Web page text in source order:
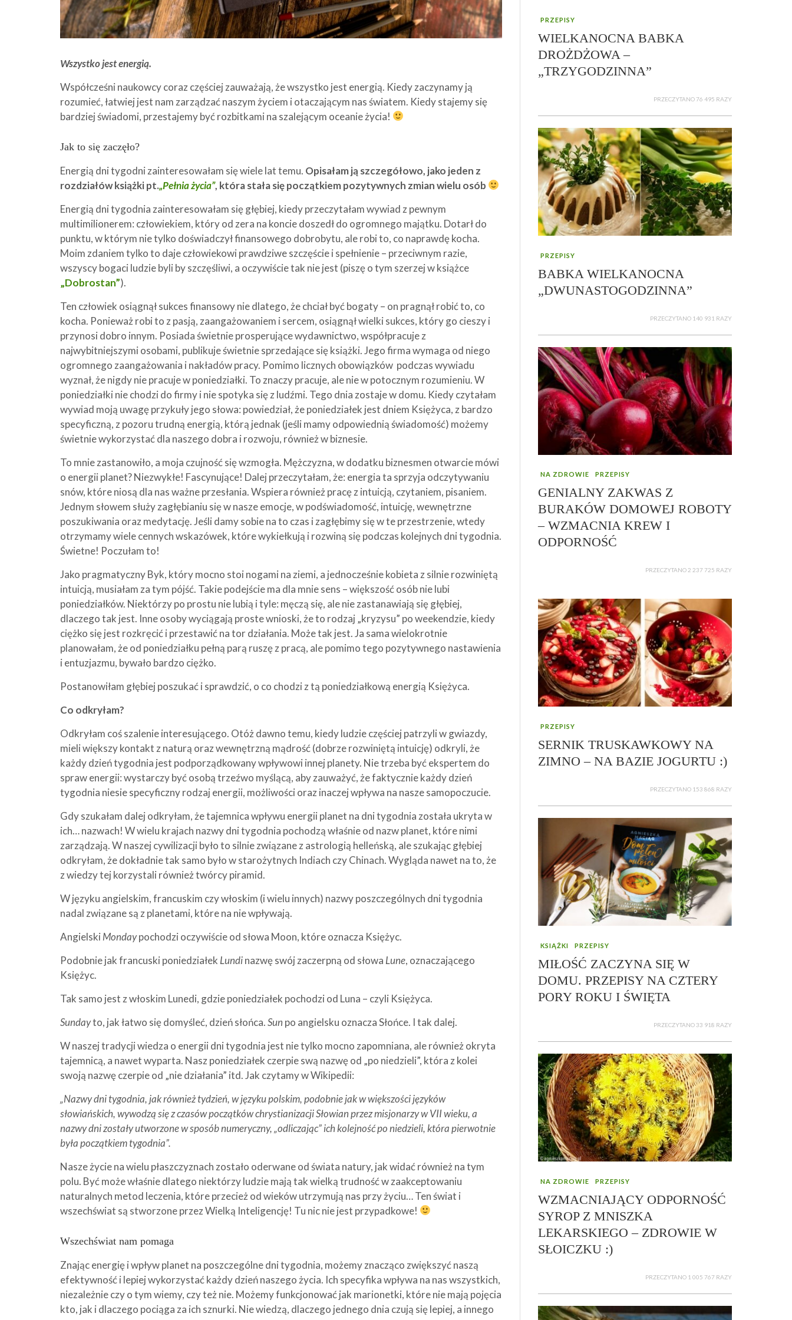
Wszystko jest energią.
Współcześni naukowcy coraz częściej zauważają, że wszystko jest energią. Kiedy zaczynamy ją
rozumieć, łatwiej jest nam zarządzać naszym życiem i otaczającym nas światem. Kiedy stajemy się
bardziej świadomi, przestajemy być rozbitkami na szalejącym oceanie życia!
Jak to się zaczęło?
Energią dni tygodni zainteresowałam się wiele lat temu. Opisałam ją szczegółowo, jako jeden z
rozdziałów książki pt.„Pełnia życia”, która stała się początkiem pozytywnych zmian wielu osób
Energią dni tygodnia zainteresowałam się głębiej, kiedy przeczytałam wywiad z pewnym
multimilionerem: człowiekiem, który od zera na koncie doszedł do ogromnego majątku. Dotarł do
punktu, w którym nie tylko doświadczył finansowego dobrobytu, ale robi to, co naprawdę kocha.
Moim zdaniem tylko to daje człowiekowi prawdziwe szczęście i spełnienie – przeciwnym razie,
wszyscy bogaci ludzie byli by szczęśliwi, a oczywiście tak nie jest (piszę o tym szerzej w książce
„Dobrostan”).
Ten człowiek osiągnął sukces finansowy nie dlatego, że chciał być bogaty – on pragnął robić to, co
kocha. Ponieważ robi to z pasją, zaangażowaniem i sercem, osiągnął wielki sukces, który go cieszy i
przynosi dobro innym. Posiada świetnie prosperujące wydawnictwo, współpracuje z
najwybitniejszymi osobami, publikuje świetnie sprzedające się książki. Jego firma wymaga od niego
ogromnego zaangażowania i nakładów pracy. Pomimo licznych obowiązków podczas wywiadu
wyznał, że nigdy nie pracuje w poniedziałki. To znaczy pracuje, ale nie w potocznym rozumieniu. W
poniedziałki nie chodzi do firmy i nie spotyka się z ludźmi. Tego dnia zostaje w domu. Kiedy czytałam
wywiad moją uwagę przykuły jego słowa: powiedział, że poniedziałek jest dniem Księżyca, z bardzo
specyficzną, z pozoru trudną energią, którą jednak (jeśli mamy odpowiednią świadomość) możemy
świetnie wykorzystać dla naszego dobra i rozwoju, również w biznesie.
To mnie zastanowiło, a moja czujność się wzmogła. Mężczyzna, w dodatku biznesmen otwarcie mówi
o energii planet? Niezwykłe! Fascynujące! Dalej przeczytałam, że: energia ta sprzyja odczytywaniu
snów, które niosą dla nas ważne przesłania. Wspiera również pracę z intuicją, czytaniem, pisaniem.
Jednym słowem służy zagłębianiu się w nasze emocje, w podświadomość, intuicję, wewnętrzne
poszukiwania oraz medytację. Jeśli damy sobie na to czas i zagłębimy się w te przestrzenie, wtedy
otrzymamy wiele cennych wskazówek, które wykiełkują i rozwiną się podczas kolejnych dni tygodnia.
Świetne! Poczułam to!
Jako pragmatyczny Byk, który mocno stoi nogami na ziemi, a jednocześnie kobieta z silnie rozwiniętą
intuicją, musiałam za tym pójść. Takie podejście ma dla mnie sens – większość osób nie lubi
poniedziałków. Niektórzy po prostu nie lubią i tyle: męczą się, ale nie zastanawiają się głębiej,
dlaczego tak jest. Inne osoby wyciągają proste wnioski, że to rodzaj „kryzysu” po weekendzie, kiedy
ciężko się jest rozkręcić i przestawić na tor działania. Może tak jest. Ja sama wielokrotnie
planowałam, że od poniedziałku pełną parą ruszę z pracą, ale pomimo tego pozytywnego nastawienia
i entuzjazmu, bywało bardzo ciężko.
Postanowiłam głębiej poszukać i sprawdzić, o co chodzi z tą poniedziałkową energią Księżyca.
Co odkryłam?
Odkryłam coś szalenie interesującego. Otóż dawno temu, kiedy ludzie częściej patrzyli w gwiazdy,
mieli większy kontakt z naturą oraz wewnętrzną mądrość (dobrze rozwiniętą intuicję) odkryli, że
każdy dzień tygodnia jest podporządkowany wpływowi innej planety. Nie trzeba być ekspertem do
spraw energii: wystarczy być osobą trzeźwo myślącą, aby zauważyć, że faktycznie każdy dzień
tygodnia niesie specyficzny rodzaj energii, możliwości oraz inaczej wpływa na nasze samopoczucie.
Gdy szukałam dalej odkryłam, że tajemnica wpływu energii planet na dni tygodnia została ukryta w
ich… nazwach! W wielu krajach nazwy dni tygodnia pochodzą właśnie od nazw planet, które nimi
zarządzają. W naszej cywilizacji było to silnie związane z astrologią helleńską, ale szukając głębiej
odkryłam, że dokładnie tak samo było w starożytnych Indiach czy Chinach. Wygląda nawet na to, że
z wiedzy tej korzystali również twórcy piramid.
W języku angielskim, francuskim czy włoskim (i wielu innych) nazwy poszczególnych dni tygodnia
nadal związane są z planetami, które na nie wpływają.
Angielski Mondaypochodzi oczywiście od słowa Moon, które oznacza Księżyc.
Podobnie jak francuski poniedziałek Lundinazwę swój zaczerpną od słowa Lune, oznaczającego
Księżyc.
Tak samo jest z włoskim Lunedi, gdzie poniedziałek pochodzi od Luna – czyli Księżyca.
Sundayto, jak łatwo się domyśleć, dzień słońca.Sun po angielsku oznacza Słońce. I tak dalej.
W naszej tradycji wiedza o energii dni tygodnia jest nie tylko mocno zapomniana, ale również okryta
tajemnicą, a nawet wyparta. Nasz poniedziałek czerpie swą nazwę od „po niedzieli”, która z kolei
swoją nazwę czerpie od „nie działania” itd. Jak czytamy w Wikipedii:
„Nazwy dni tygodnia, jak również tydzień, w języku polskim, podobnie jak w większości języków
słowiańskich, wywodzą się z czasów początków chrystianizacji Słowian przez misjonarzy w VII wieku, a
nazwy dni zostały utworzone w sposób numeryczny, „odliczając” ich kolejność po niedzieli, która pierwotnie
była początkiem tygodnia”.
Nasze życie na wielu płaszczyznach zostało oderwane od świata natury, jak widać również na tym
polu. Być może właśnie dlatego niektórzy ludzie mają tak wielką trudność w zaakceptowaniu
naturalnych metod leczenia, które przecież od wieków utrzymują nas przy życiu… Ten świat i
wszechświat są stworzone przez Wielką Inteligencję! Tu nic nie jest przypadkowe!
Wszechświat nam pomaga
Znając energię i wpływ planet na poszczególne dni tygodnia, możemy znacząco zwiększyć naszą
efektywność i lepiej wykorzystać każdy dzień naszego życia. Ich specyfika wpływa na nas wszystkich,
niezależnie czy o tym wiemy, czy też nie. Możemy funkcjonować jak marionetki, które nie mają pojęcia
kto, jak i dlaczego pociąga za ich sznurki. Nie wiedzą, dlaczego jednego dnia czują się lepiej, a innego
PRZEPISY
WIELKANOCNA BABKA
DROŻDŻOWA –
„TRZYGODZINNA”
PRZECZYTANO 76 495 RAZY
PRZEPISY
BABKA WIELKANOCNA
„DWUNASTOGODZINNA”
PRZECZYTANO 140 931 RAZY
NA ZDROWIE PRZEPISY
GENIALNY ZAKWAS Z
BURAKÓW DOMOWEJ ROBOTY
– WZMACNIA KREW I
ODPORNOŚĆ
PRZECZYTANO 2 237 725 RAZY
PRZEPISY
SERNIK TRUSKAWKOWY NA
ZIMNO – NA BAZIE JOGURTU :)
PRZECZYTANO 153 868 RAZY
KSIĄŻKI PRZEPISY
MIŁOŚĆ ZACZYNA SIĘ W
DOMU. PRZEPISY NA CZTERY
PORY ROKU I ŚWIĘTA
PRZECZYTANO 33 918 RAZY
NA ZDROWIE PRZEPISY
WZMACNIAJĄCY ODPORNOŚĆ
SYROP Z MNISZKA
LEKARSKIEGO – ZDROWIE W
SŁOICZKU :)
PRZECZYTANO 1 005 767 RAZY